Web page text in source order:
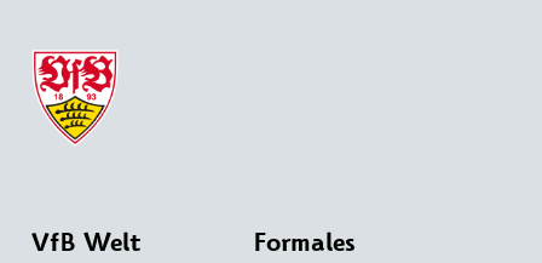
VfB Welt Formales